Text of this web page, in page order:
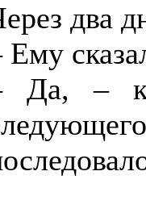
два
Ему
Да, –